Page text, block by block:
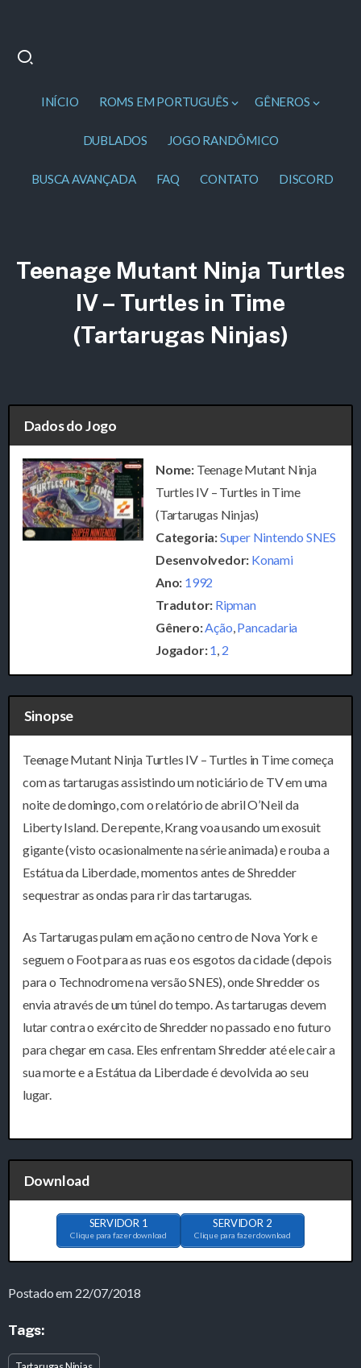
INÍCIO ROMS EM PORTUGUÊS GÊNEROS
DUBLADOS JOGO RANDÔMICO
BUSCA AVANÇADA FAQ CONTATO DISCORD
Teenage Mutant Ninja Turtles
IV – Turtles in Time
(Tartarugas Ninjas)
Dados do Jogo
Nome: Teenage Mutant Ninja
Turtles IV – Turtles in Time
(Tartarugas Ninjas)
Categoria:Super Nintendo SNES
Desenvolvedor: Konami
Ano: 1992
Tradutor: Ripman
Gênero:Ação Pancadaria
Jogador:1 2
Sinopse
Teenage Mutant Ninja Turtles IV – Turtles in Time começa
com as tartarugas assistindo um noticiário de TV em uma
noite de domingo, com o relatório de abril O’Neil da
Liberty Island. De repente, Krang voa usando um exosuit
gigante (visto ocasionalmente na série animada) e rouba a
Estátua da Liberdade, momentos antes de Shredder
sequestrar as ondas para rir das tartarugas.
As Tartarugas pulam em ação no centro de Nova York e
seguem o Foot para as ruas e os esgotos da cidade (depois
para o Technodrome na versão SNES), onde Shredder os
envia através de um túnel do tempo. As tartarugas devem
lutar contra o exército de Shredder no passado e no futuro
para chegar em casa. Eles enfrentam Shredder até ele cair a
sua morte e a Estátua da Liberdade é devolvida ao seu
lugar.
Download
SERVIDOR 1
Clique para fazer download
SERVIDOR 2
Clique para fazer download
Postado em 22/07/2018
Tags: